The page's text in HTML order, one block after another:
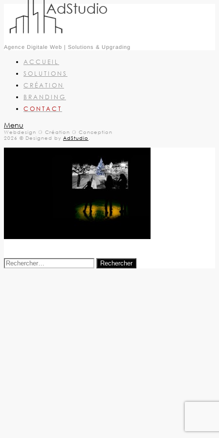
Agence Digitale Web | Solutions & Upgrading
ACCUEIL
SOLUTIONS
CRÉATION
BRANDING
CONTACT
Menu
Webdesign ⚆ Création ⚆ Conception
2026 © Designed by AdStudio
Rechercher :